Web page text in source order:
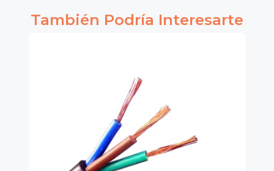
También Podría Interesarte